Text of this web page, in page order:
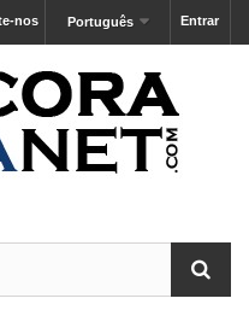
Entrar
Português
nos